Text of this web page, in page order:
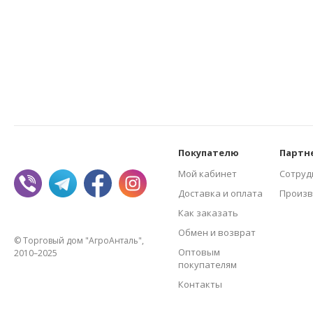
© Торговый дом "АгроАнталь",
2010–2025
Покупателю
Мой кабинет
Доставка и оплата
Как заказать
Обмен и возврат
Оптовым
покупателям
Контакты